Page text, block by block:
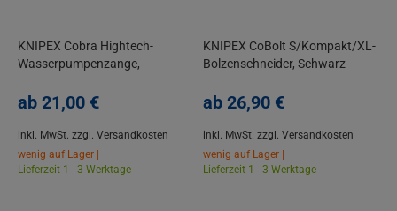
KNIPEX Cobra Hightech-
Wasserpumpenzange,
560 mm
ab 21,00 €
inkl. MwSt. zzgl. Versandkosten
wenig auf Lager |
Lieferzeit 1 - 3 Werktage
KNIPEX CoBolt S/Kompakt/XL-
Bolzenschneider, Schwarz
ab 26,90 €
inkl. MwSt. zzgl. Versandkosten
wenig auf Lager |
Lieferzeit 1 - 3 Werktage